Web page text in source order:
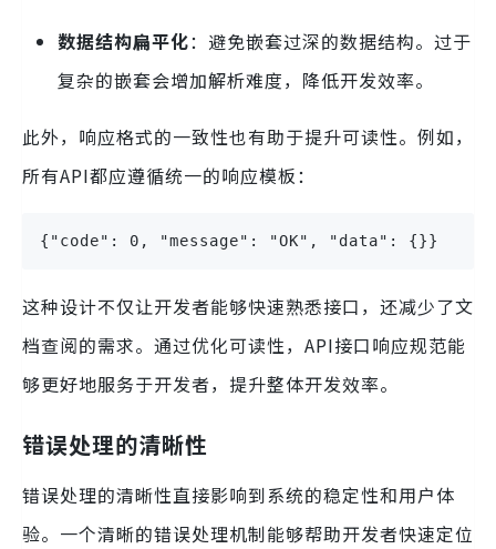
数据结构扁平化：避免嵌套过深的数据结构。过于
复杂的嵌套会增加解析难度，降低开发效率。
此外，响应格式的一致性也有助于提升可读性。例如，
所有API都应遵循统一的响应模板：
{"code": 0, "message": "OK", "data": {}}
这种设计不仅让开发者能够快速熟悉接口，还减少了文
档查阅的需求。通过优化可读性，API接口响应规范能
够更好地服务于开发者，提升整体开发效率。
错误处理的清晰性
错误处理的清晰性直接影响到系统的稳定性和用户体
验。一个清晰的错误处理机制能够帮助开发者快速定位